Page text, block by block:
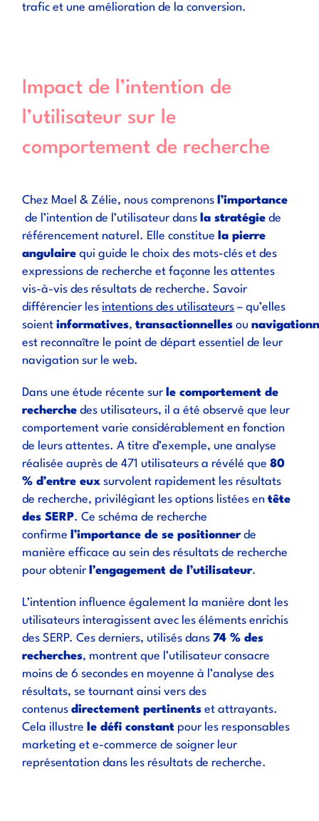
trafic et une amélioration de la conversion.
Impact de l’intention de
l’utilisateur sur le
comportement de recherche
Chez Mael & Zélie, nous comprenons l’importance
de l’intention de l’utilisateur dans la stratégie de
référencement naturel. Elle constitue la pierre
angulaire qui guide le choix des mots-clés et des
expressions de recherche et façonne les attentes
vis-à-vis des résultats de recherche. Savoir
différencier les intentions des utilisateurs – qu’elles
soientinformatives,transactionnelles ou
est reconnaître le point de départ essentiel de leur
navigation sur le web.
Dans une étude récente sur le comportement de
recherche des utilisateurs, il a été observé que leur
comportement varie considérablement en fonction
de leurs attentes. A titre d’exemple, une analyse
réalisée auprès de 471 utilisateurs a révélé que80
% d’entre eux survolent rapidement les résultats
de recherche, privilégiant les options listées entête
des SERP. Ce schéma de recherche
confirme l’importance de se positionnerde
manière efficace au sein des résultats de recherche
pour obtenir l’engagement de l’utilisateur.
L’intention influence également la manière dont les
utilisateurs interagissent avec les éléments enrichis
des SERP. Ces derniers, utilisés dans74 % des
recherches, montrent que l’utilisateur consacre
moins de 6 secondes en moyenne à l’analyse des
résultats, se tournant ainsi vers des
contenusdirectement pertinents et attrayants.
Cela illustre le défi constant pour les responsables
marketing et e-commerce de soigner leur
représentation dans les résultats de recherche.